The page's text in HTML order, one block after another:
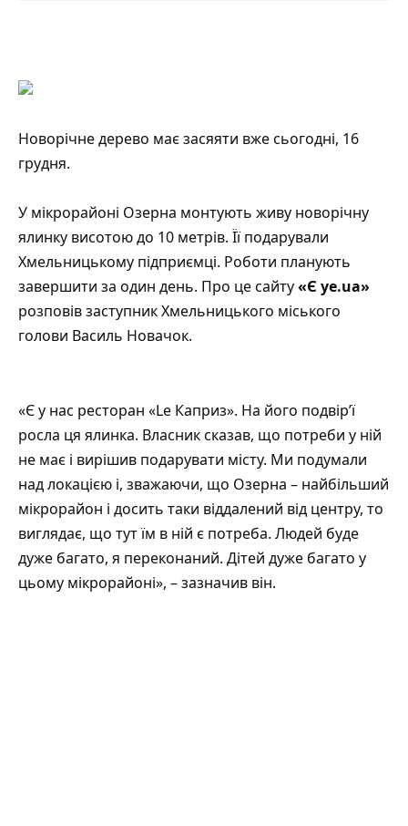
Новорічне дерево має засяяти вже сьогодні, 16
грудня.
У мікрорайоні Озерна монтують живу новорічну
ялинку висотою до 10 метрів. Її подарували
Хмельницькому підприємці. Роботи планують
завершити за один день. Про це сайту«Є ye.ua»
розповів заступник Хмельницького міського
голови Василь Новачок.
«Є у нас ресторан «Le Каприз». На його подвір’ї
росла ця ялинка. Власник сказав, що потреби у ній
не має і вирішив подарувати місту. Ми подумали
над локацією і, зважаючи, що Озерна – найбільший
мікрорайон і досить таки віддалений від центру, то
виглядає, що тут їм в ній є потреба. Людей буде
дуже багато, я переконаний. Дітей дуже багато у
цьому мікрорайоні», – зазначив він.